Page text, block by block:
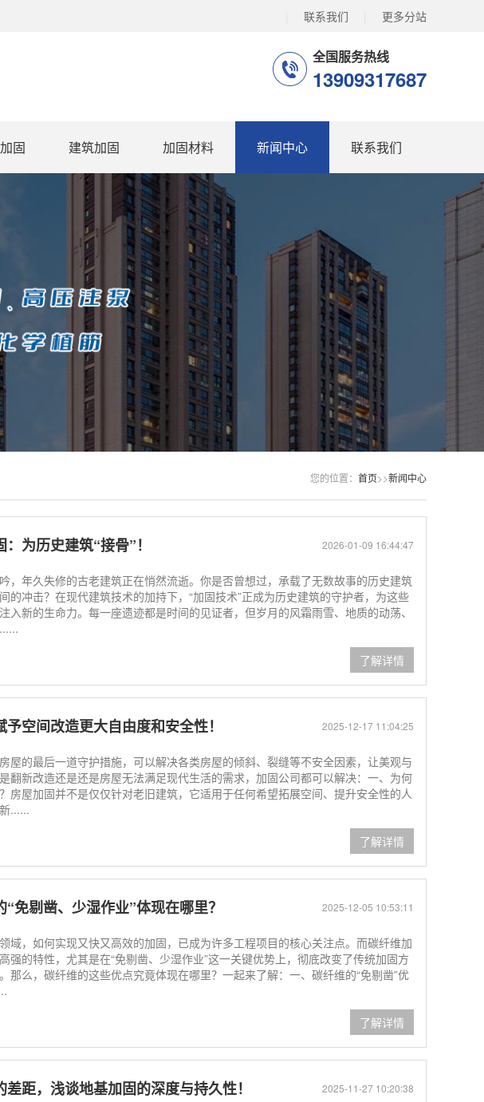
联系我们 更多分站
全国服务热线
13909317687
固 建筑加固 加固材料 新闻中心 联系我们
您的位置： 首页>>新闻中心
2026-01-09 16:44:47
为历史建筑“接骨”！
，年久失修的古老建筑正在悄然流逝。你是否曾想过，承载了无数故事的历史建筑
的冲击？在现代建筑技术的加持下，“加固技术”正成为历史建筑的守护者，为这些
入新的生命力。每一座遗迹都是时间的见证者，但岁月的风霜雨雪、地质的动荡、
了解详情
2025-12-17 11:04:25
空间改造更大自由度和安全性！
屋的最后一道守护措施，可以解决各类房屋的倾斜、裂缝等不安全因素，让美观与
翻新改造还是还是房屋无法满足现代生活的需求，加固公司都可以解决：一、为何
房屋加固并不是仅仅针对老旧建筑，它适用于任何希望拓展空间、提升安全性的人
......
了解详情
2025-12-05 10:53:11
免剔凿、少湿作业”体现在哪里？
域，如何实现又快又高效的加固，已成为许多工程项目的核心关注点。而碳纤维加
强的特性，尤其是在“免剔凿、少湿作业”这一关键优势上，彻底改变了传统加固方
那么，碳纤维的这些优点究竟体现在哪里？一起来了解：一、碳纤维的“免剔凿”优
了解详情
2025-11-27 10:20:38
距，浅谈地基加固的深度与持久性！